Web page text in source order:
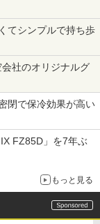
てシンプルで持ち歩
社のオリジナルグ
閉で保冷効果が高い
FZ85D」を7年ぶ
もっと見る